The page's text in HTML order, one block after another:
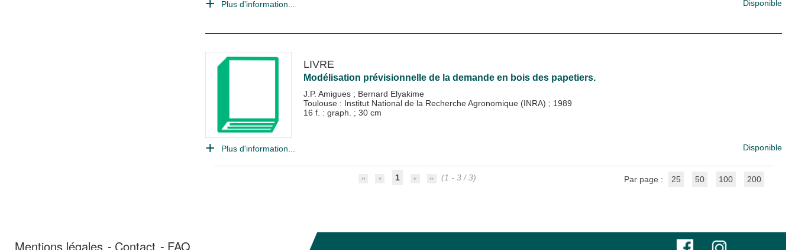
Plus d'information... Disponible
LIVRE
Modélisation prévisionnelle de la demande en bois des papetiers.
J.P. Amigues ; Bernard Elyakime
Toulouse : Institut National de la Recherche Agronomique (INRA) ; 1989
16 f. : graph. ; 30 cm
Plus d'information... Disponible
1 (1 - 3 / 3) Par page : 25 50 100 200
Mentions légales Contact FAQ